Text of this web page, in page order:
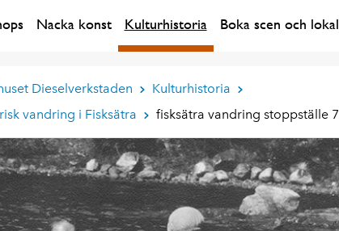
Nacka konst Kulturhistoria Boka scen och lokal
Dieselverkstaden
Kulturhistoria
vandring i Fisksätra fisksätra vandring stoppställe 7